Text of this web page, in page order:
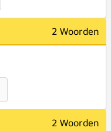
2 Woorden
2 Woorden